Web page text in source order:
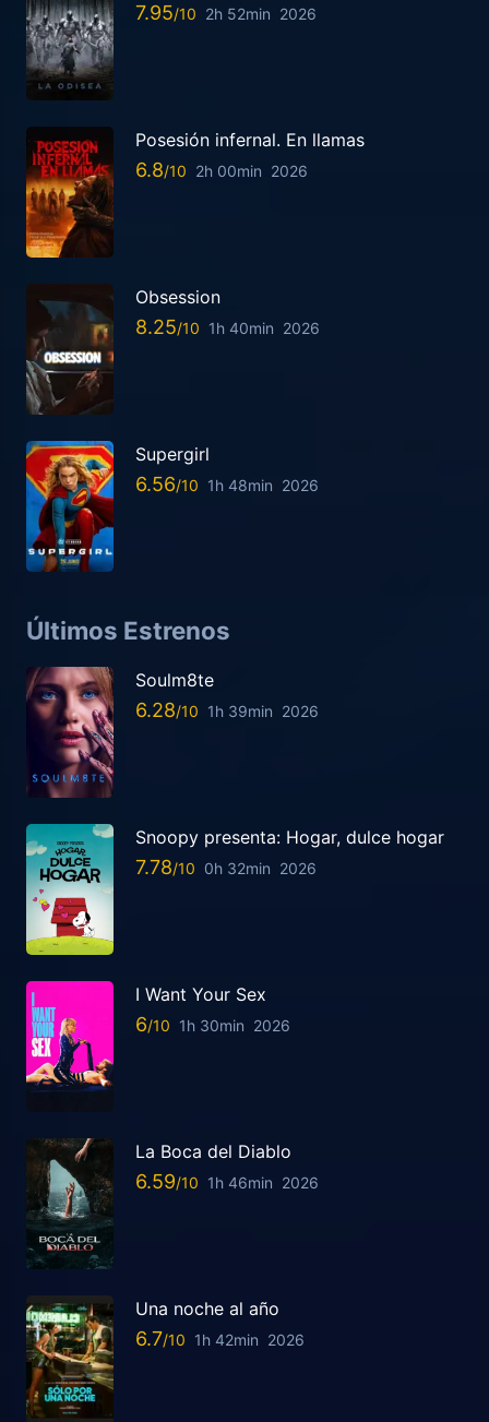
7.95 2h 52min 2026
Posesión infernal. En llamas
6.8 2h 00min 2026
Obsession
8.25 1h 40min 2026
Supergirl
6.56 1h 48min 2026
Últimos Estrenos
Soulm8te
6.28 1h 39min 2026
Snoopy presenta: Hogar, dulce hogar
7.78 0h 32min 2026
I Want Your Sex
6 1h 30min 2026
La Boca del Diablo
6.59 1h 46min 2026
Una noche al año
6.7 1h 42min 2026